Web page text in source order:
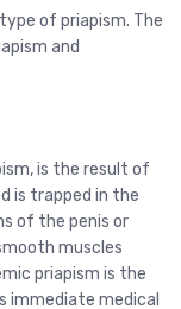
of priapism. The
and
is the result of
is trapped in the
of the penis or
muscles
priapism is the
immediate medical